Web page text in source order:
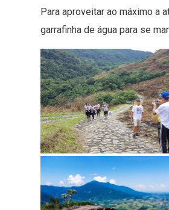
Para aproveitar ao máximo a
garrafinha de água para se